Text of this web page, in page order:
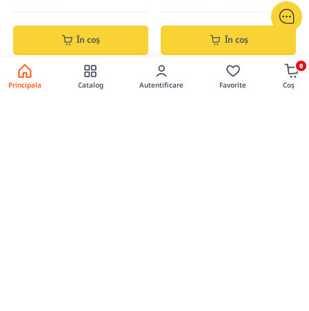
În coș În coș
Principala Catalog Autentificare Favorite
0
Coș